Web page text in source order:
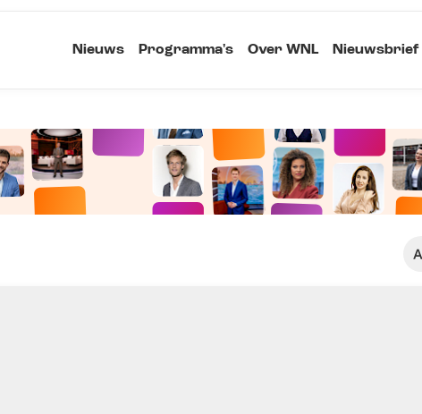
Nieuws Programma's Over WNL Nieuwsbrief